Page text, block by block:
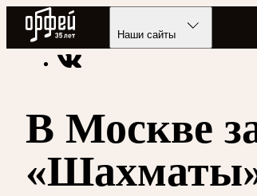
Радио Орфей
Наши сайты
Радио классической музыки «Орфей»
В Москве